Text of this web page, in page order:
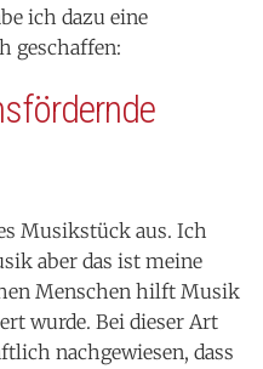
ich dazu eine
geschaffen:
Musikstück aus. Ich
aber das ist meine
Menschen hilft Musik
wurde. Bei dieser Art
nachgewiesen, dass